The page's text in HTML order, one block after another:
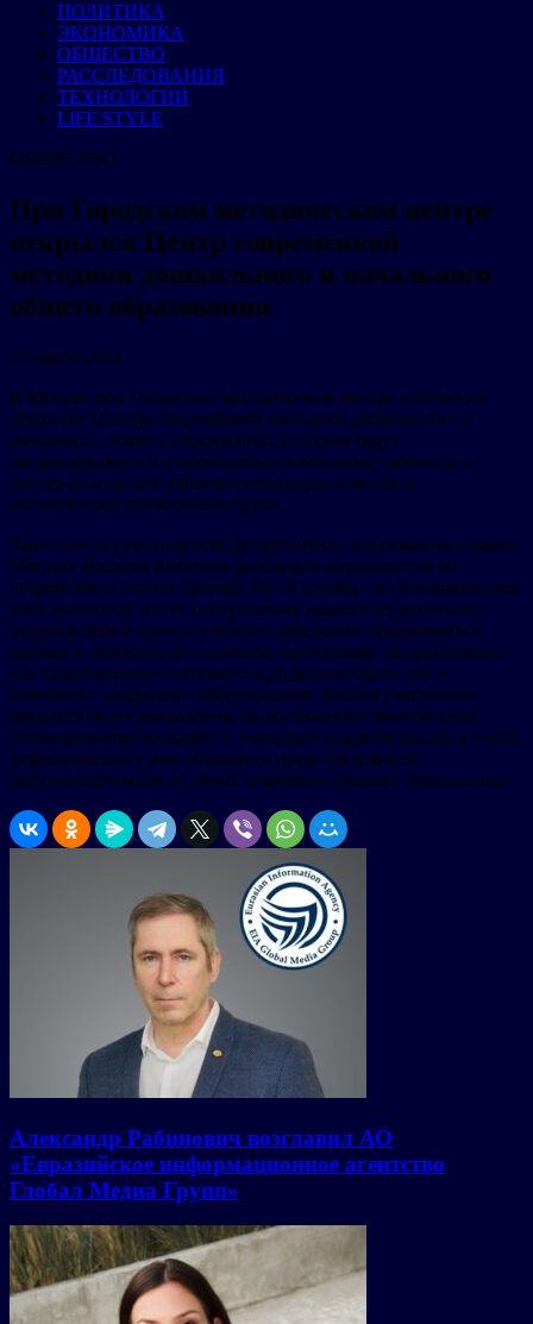
ПОЛИТИКА
ЭКОНОМИКА
ОБЩЕСТВО
РАССЛЕДОВАНИЯ
ТЕХНОЛОГИИ
LIFE STYLE
ОБЩЕСТВО
При Городском методическом центре
открылся Центр современной
методики дошкольного и начального
общего образования
15 марта 2022
В Москве при Городском методическом центре состоялось
открытие Центра современной методики дошкольного и
начального общего образования, которым будут
организовываться и проводиться командные тренинги и
мастер-классы для учителей начальных классов и
воспитателей дошкольных групп.
Заместитель руководителя Департамента образования и науки
Москвы Наталия Киселева рассказала журналистам об
устройстве и планах Центра. По её словам, это коворкинговая
зона, в которой могут сотрудничать коллеги из различных
подразделений одного учебного заведения: обмениваться
идеями и наиболее актуальными практиками использования
как традиционного игрового и дидактического, так и
новейшего цифрового оборудования. Усилия участников
процесса будут направлены на достижение главной цели –
мотивирования малышей и учащихся младшей школы к учебе,
формирования у них объемного представления об
окружающем мире на обоих ключевых уровнях образования.
Александр Рабинович возглавил АО
«Евразийское информационное агентство
Глобал Медиа Групп»